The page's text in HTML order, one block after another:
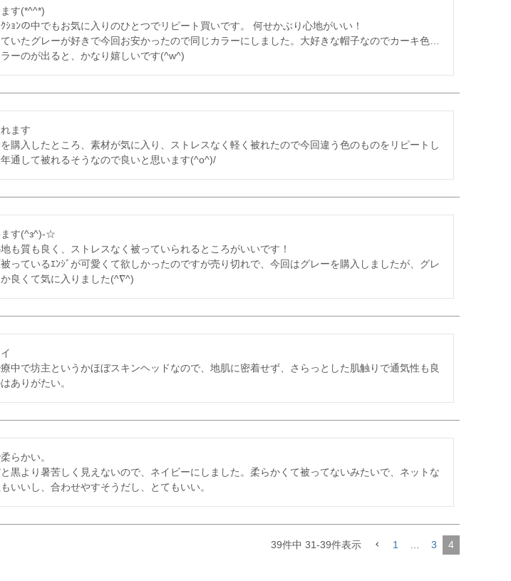
す(*^^*)
ｼｮﾝの中でもお気に入りのひとつでリピート買いです。 何せかぶり心地がいい！
いたグレーが好きで今回お安かったので同じカラーにしました。大好きな帽子なのでカーキ色…
ます
購入したところ、素材が気に入り、ストレスなく軽く被れたので今回違う色のものをリピートし
通して被れるそうなので良いと思います(^o^)/
ます(^з^)-☆
も質も良く、ストレスなく被っていられるところがいいです！
っているｴﾝｼﾞが可愛くて欲しかったのですが売り切れで、今回はグレーを購入しましたが、グレ
中で坊主というかほぼスキンヘッドなので、地肌に密着せず、さらっとした肌触りで通気性も良
ありがたい。
らかい。
黒より暑苦しく見えないので、ネイビーにしました。柔らかくて被ってないみたいで、ネットな
いいし、合わせやすそうだし、とてもいい。
39件中 31-39件表示 1 3 4